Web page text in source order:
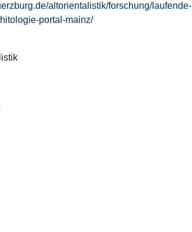
altorientalistik/forschung/laufende-
portal-mainz/